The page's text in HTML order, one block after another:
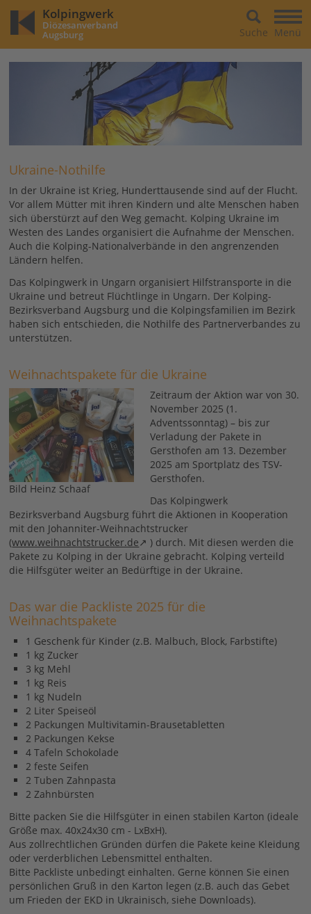
Kolpingwerk
Diözesanverband
Augsburg Menü
Suche
Ukraine-Nothilfe
In der Ukraine ist Krieg, Hunderttausende sind auf der Flucht.
Vor allem Mütter mit ihren Kindern und alte Menschen haben
sich überstürzt auf den Weg gemacht. Kolping Ukraine im
Westen des Landes organisiert die Aufnahme der Menschen.
Auch die Kolping-Nationalverbände in den angrenzenden
Ländern helfen.
Das Kolpingwerk in Ungarn organisiert Hilfstransporte in die
Ukraine und betreut Flüchtlinge in Ungarn. Der Kolping-
Bezirksverband Augsburg und die Kolpingsfamilien im Bezirk
haben sich entschieden, die Nothilfe des Partnerverbandes zu
unterstützen.
Weihnachtspakete für die Ukraine
Bild Heinz Schaaf
Zeitraum der Aktion war von 30.
November 2025 (1.
Adventssonntag) – bis zur
Verladung der Pakete in
Gersthofen am 13. Dezember
2025 am Sportplatz des TSV-
Gersthofen.
Das Kolpingwerk
Bezirksverband Augsburg führt die Aktionen in Kooperation
mit den Johanniter-Weihnachtstrucker
(www.weihnachtstrucker.de
) durch. Mit diesen werden die
Pakete zu Kolping in der Ukraine gebracht. Kolping verteild
die Hilfsgüter weiter an Bedürftige in der Ukraine.
Das war die Packliste 2025 für die
Weihnachtspakete
1 Geschenk für Kinder (z.B. Malbuch, Block, Farbstifte)
1 kg Zucker
3 kg Mehl
1 kg Reis
1 kg Nudeln
2 Liter Speiseöl
2 Packungen Multivitamin-Brausetabletten
2 Packungen Kekse
4 Tafeln Schokolade
2 feste Seifen
2 Tuben Zahnpasta
2 Zahnbürsten
Bitte packen Sie die Hilfsgüter in einen stabilen Karton (ideale
Größe max. 40x24x30 cm - LxBxH).
Aus zollrechtlichen Gründen dürfen die Pakete keine Kleidung
oder verderblichen Lebensmittel enthalten.
Bitte Packliste unbedingt einhalten. Gerne können Sie einen
persönlichen Gruß in den Karton legen (z.B. auch das Gebet
um Frieden der EKD in Ukrainisch, siehe Downloads).